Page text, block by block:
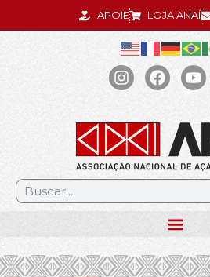
APOIE LOJA ANAÍ
.